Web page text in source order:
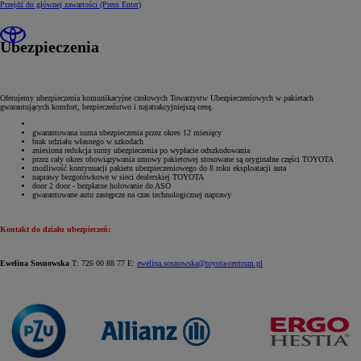
Przejdź do głównej zawartości (Press Enter)
Ubezpieczenia
Oferujemy ubezpieczenia komunikacyjne czołowych Towarzystw Ubezpieczeniowych w pakietach
gwarantujących komfort, bezpieczeństwo i najatrakcyjniejszą cenę.
gwarantowana suma ubezpieczenia przez okres 12 miesięcy
brak udziału własnego w szkodach
zniesiona redukcja sumy ubezpieczenia po wypłacie odszkodowania
przez cały okres obowiązywania umowy pakietowej stosowane są oryginalne części TOYOTA
możliwość kontynuacji pakietu ubezpieczeniowego do 8 roku eksploatacji auta
naprawy bezgotówkowe w sieci dealerskiej TOYOTA
door 2 door - bezpłatne holowanie do ASO
gwarantowane auto zastępcze na czas technologicznej naprawy
Kontakt do działu ubezpieczeń:
Ewelina Sosnowska T: 726 00 88 77 E: ewelina.sosnowska@toyota-centrum.pl